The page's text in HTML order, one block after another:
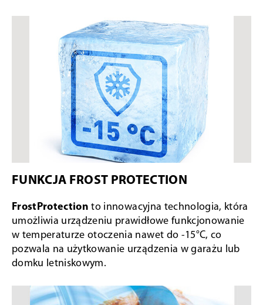
FUNKCJA FROST PROTECTION
FrostProtection to innowacyjna technologia, która
umożliwia urządzeniu prawidłowe funkcjonowanie
w temperaturze otoczenia nawet do -15°C, co
pozwala na użytkowanie urządzenia w garażu lub
domku letniskowym.